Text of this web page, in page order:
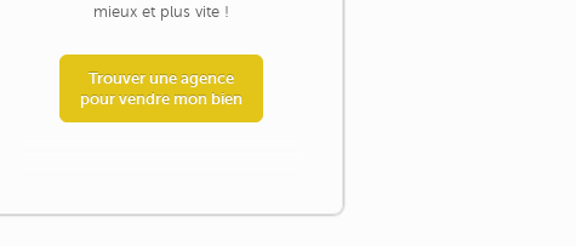
mieux et plus vite !
Trouver une agence
pour vendre mon bien